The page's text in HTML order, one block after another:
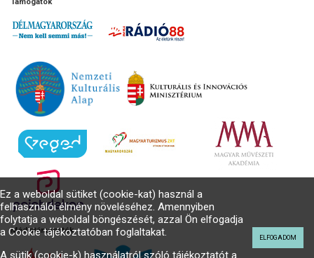
Támogatók
Médiatámogatók
Ez a weboldal sütiket (cookie-kat) használ a
felhasználói élmény növeléséhez. Amennyiben
folytatja a weboldal böngészését, azzal Ön elfogadja
a Cookie tájékoztatóban foglaltakat.
A sütik (cookie-k) használatról szóló tájékoztatót a
ELFOGADOM